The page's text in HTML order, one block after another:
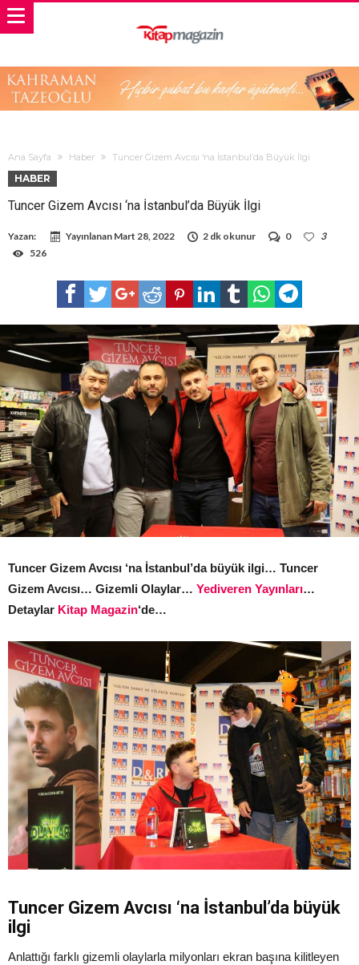
Ana Sayfa Haber Tuncer Gizem Avcısı ‘na İstanbul’da Büyük İlgi
HABER
Tuncer Gizem Avcısı ‘na İstanbul’da Büyük İlgi
Yazan: Yayınlanan Mart 28, 2022 2 dk okunur 0
3
526
Tuncer Gizem Avcısı ‘na İstanbul’da büyük ilgi… Tuncer
Gizem Avcısı… Gizemli Olaylar… Yediveren Yayınları…
Detaylar Kitap Magazin‘de…
Tuncer Gizem Avcısı ‘na İstanbul’da büyük
ilgi
Anlattığı farklı gizemli olaylarla milyonları ekran başına kilitleyen